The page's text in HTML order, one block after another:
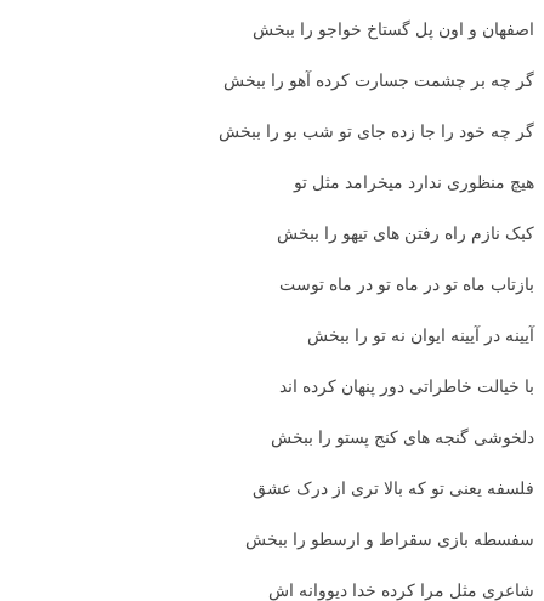
اصفهان و اون پل گستاخ خواجو را ببخش
گر چه بر چشمت جسارت کرده آهو را ببخش
گر چه خود را جا زده جای تو شب بو را ببخش
هیچ منظوری ندارد میخرامد مثل تو
کبک نازم راه رفتن های تیهو را ببخش
بازتاب ماه تو در ماه تو در ماه توست
آیینه در آیینه ایوان نه تو را ببخش
با خیالت خاطراتی دور پنهان کرده اند
دلخوشی گنجه های کنج پستو را ببخش
فلسفه یعنی تو که بالا تری از درک عشق
سفسطه بازی سقراط و ارسطو را ببخش
شاعری مثل مرا کرده خدا دیووانه اش